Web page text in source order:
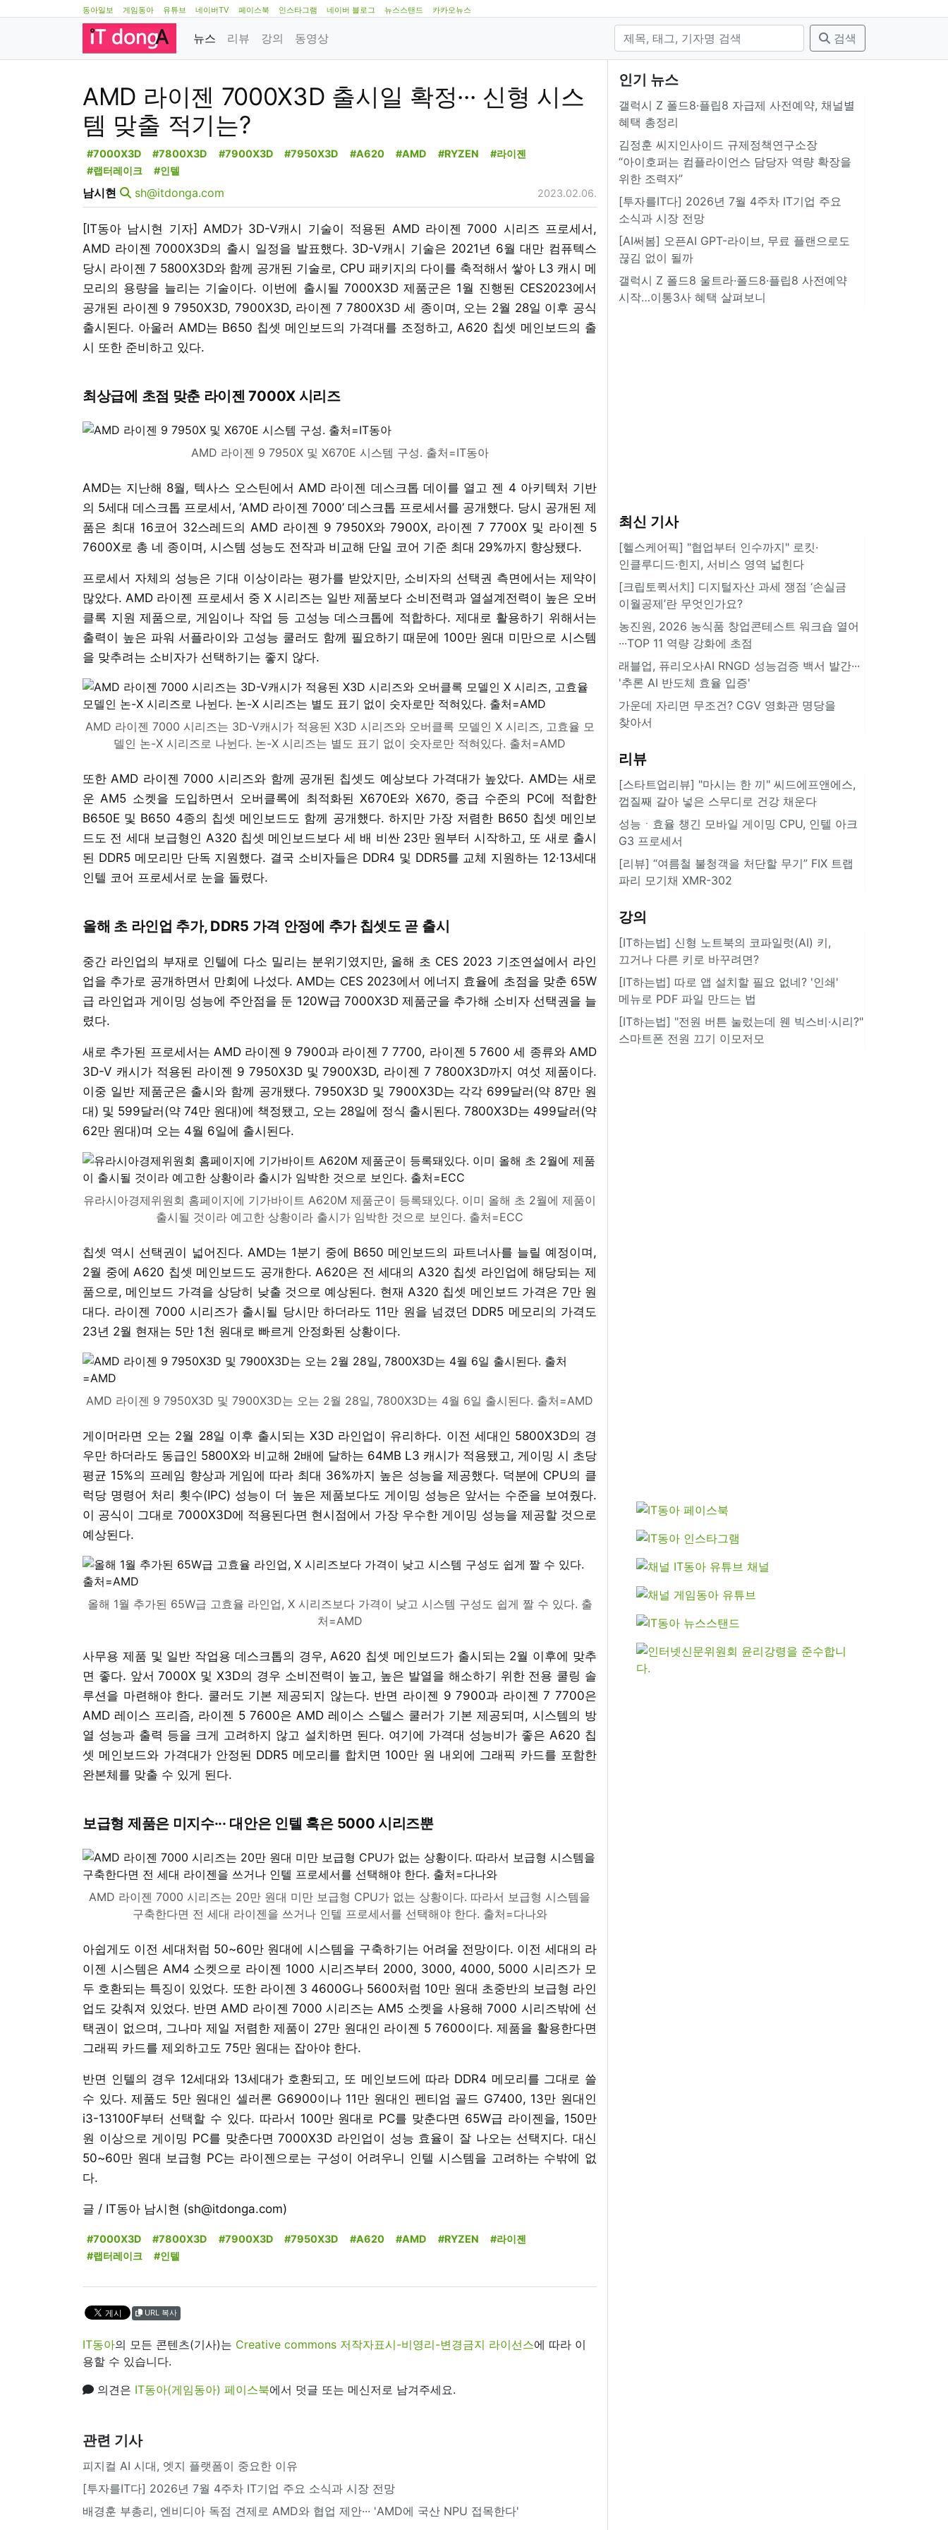
동아일보 게임동아 유튜브 네이버TV 페이스북 인스타그램 네이버 블로그 뉴스스탠드 카카오뉴스
뉴스 리뷰 강의 동영상 검색
AMD 라이젠 7000X3D 출시일 확정··· 신형 시스
템 맞출 적기는?
#7000X3D #7800X3D #7900X3D #7950X3D #A620 #AMD #RYZEN
#라이젠
#랩터레이크
#인텔
남시현 sh@itdonga.com 2023.02.06.
[IT동아 남시현 기자] AMD가 3D-V캐시 기술이 적용된 AMD 라이젠 7000 시리즈 프로세서,
AMD 라이젠 7000X3D의 출시 일정을 발표했다. 3D-V캐시 기술은 2021년 6월 대만 컴퓨텍스
당시 라이젠 7 5800X3D와 함께 공개된 기술로, CPU 패키지의 다이를 축적해서 쌓아 L3 캐시 메
모리의 용량을 늘리는 기술이다. 이번에 출시될 7000X3D 제품군은 1월 진행된 CES2023에서
공개된 라이젠 9 7950X3D, 7900X3D, 라이젠 7 7800X3D 세 종이며, 오는 2월 28일 이후 공식
출시된다. 아울러 AMD는 B650 칩셋 메인보드의 가격대를 조정하고, A620 칩셋 메인보드의 출
시 또한 준비하고 있다.
최상급에 초점 맞춘 라이젠 7000X 시리즈
AMD 라이젠 9 7950X 및 X670E 시스템 구성. 출처=IT동아
AMD는 지난해 8월, 텍사스 오스틴에서 AMD 라이젠 데스크톱 데이를 열고 젠 4 아키텍처 기반
의 5세대 데스크톱 프로세서, ‘AMD 라이젠 7000’ 데스크톱 프로세서를 공개했다. 당시 공개된 제
품은 최대 16코어 32스레드의 AMD 라이젠 9 7950X와 7900X, 라이젠 7 7700X 및 라이젠 5
7600X로 총 네 종이며, 시스템 성능도 전작과 비교해 단일 코어 기준 최대 29%까지 향상됐다.
프로세서 자체의 성능은 기대 이상이라는 평가를 받았지만, 소비자의 선택권 측면에서는 제약이
많았다. AMD 라이젠 프로세서 중 X 시리즈는 일반 제품보다 소비전력과 열설계전력이 높은 오버
클록 지원 제품으로, 게임이나 작업 등 고성능 데스크톱에 적합하다. 제대로 활용하기 위해서는
출력이 높은 파워 서플라이와 고성능 쿨러도 함께 필요하기 때문에 100만 원대 미만으로 시스템
을 맞추려는 소비자가 선택하기는 좋지 않다.
AMD 라이젠 7000 시리즈는 3D-V캐시가 적용된 X3D 시리즈와 오버클록 모델인 X 시리즈, 고효율 모
델인 논-X 시리즈로 나뉜다. 논-X 시리즈는 별도 표기 없이 숫자로만 적혀있다. 출처=AMD
또한 AMD 라이젠 7000 시리즈와 함께 공개된 칩셋도 예상보다 가격대가 높았다. AMD는 새로
운 AM5 소켓을 도입하면서 오버클록에 최적화된 X670E와 X670, 중급 수준의 PC에 적합한
B650E 및 B650 4종의 칩셋 메인보드도 함께 공개했다. 하지만 가장 저렴한 B650 칩셋 메인보
드도 전 세대 보급형인 A320 칩셋 메인보드보다 세 배 비싼 23만 원부터 시작하고, 또 새로 출시
된 DDR5 메모리만 단독 지원했다. 결국 소비자들은 DDR4 및 DDR5를 교체 지원하는 12·13세대
인텔 코어 프로세서로 눈을 돌렸다.
올해 초 라인업 추가, DDR5 가격 안정에 추가 칩셋도 곧 출시
중간 라인업의 부재로 인텔에 다소 밀리는 분위기였지만, 올해 초 CES 2023 기조연설에서 라인
업을 추가로 공개하면서 만회에 나섰다. AMD는 CES 2023에서 에너지 효율에 초점을 맞춘 65W
급 라인업과 게이밍 성능에 주안점을 둔 120W급 7000X3D 제품군을 추가해 소비자 선택권을 늘
렸다.
새로 추가된 프로세서는 AMD 라이젠 9 7900과 라이젠 7 7700, 라이젠 5 7600 세 종류와 AMD
3D-V 캐시가 적용된 라이젠 9 7950X3D 및 7900X3D, 라이젠 7 7800X3D까지 여섯 제품이다.
이중 일반 제품군은 출시와 함께 공개됐다. 7950X3D 및 7900X3D는 각각 699달러(약 87만 원
대) 및 599달러(약 74만 원대)에 책정됐고, 오는 28일에 정식 출시된다. 7800X3D는 499달러(약
62만 원대)며 오는 4월 6일에 출시된다.
유라시아경제위원회 홈페이지에 기가바이트 A620M 제품군이 등록돼있다. 이미 올해 초 2월에 제품이
출시될 것이라 예고한 상황이라 출시가 임박한 것으로 보인다. 출처=ECC
칩셋 역시 선택권이 넓어진다. AMD는 1분기 중에 B650 메인보드의 파트너사를 늘릴 예정이며,
2월 중에 A620 칩셋 메인보드도 공개한다. A620은 전 세대의 A320 칩셋 라인업에 해당되는 제
품으로, 메인보드 가격을 상당히 낮출 것으로 예상된다. 현재 A320 칩셋 메인보드 가격은 7만 원
대다. 라이젠 7000 시리즈가 출시될 당시만 하더라도 11만 원을 넘겼던 DDR5 메모리의 가격도
23년 2월 현재는 5만 1천 원대로 빠르게 안정화된 상황이다.
AMD 라이젠 9 7950X3D 및 7900X3D는 오는 2월 28일, 7800X3D는 4월 6일 출시된다. 출처=AMD
게이머라면 오는 2월 28일 이후 출시되는 X3D 라인업이 유리하다. 이전 세대인 5800X3D의 경
우만 하더라도 동급인 5800X와 비교해 2배에 달하는 64MB L3 캐시가 적용됐고, 게이밍 시 초당
평균 15%의 프레임 향상과 게임에 따라 최대 36%까지 높은 성능을 제공했다. 덕분에 CPU의 클
럭당 명령어 처리 횟수(IPC) 성능이 더 높은 제품보다도 게이밍 성능은 앞서는 수준을 보여줬다.
이 공식이 그대로 7000X3D에 적용된다면 현시점에서 가장 우수한 게이밍 성능을 제공할 것으로
예상된다.
올해 1월 추가된 65W급 고효율 라인업, X 시리즈보다 가격이 낮고 시스템 구성도 쉽게 짤 수 있다. 출
처=AMD
사무용 제품 및 일반 작업용 데스크톱의 경우, A620 칩셋 메인보드가 출시되는 2월 이후에 맞추
면 좋다. 앞서 7000X 및 X3D의 경우 소비전력이 높고, 높은 발열을 해소하기 위한 전용 쿨링 솔
루션을 마련해야 한다. 쿨러도 기본 제공되지 않는다. 반면 라이젠 9 7900과 라이젠 7 7700은
AMD 레이스 프리즘, 라이젠 5 7600은 AMD 레이스 스텔스 쿨러가 기본 제공되며, 시스템의 방
열 성능과 출력 등을 크게 고려하지 않고 설치하면 된다. 여기에 가격대 성능비가 좋은 A620 칩
셋 메인보드와 가격대가 안정된 DDR5 메모리를 합치면 100만 원 내외에 그래픽 카드를 포함한
완본체를 맞출 수 있게 된다.
보급형 제품은 미지수··· 대안은 인텔 혹은 5000 시리즈뿐
AMD 라이젠 7000 시리즈는 20만 원대 미만 보급형 CPU가 없는 상황이다. 따라서 보급형 시스템을
구축한다면 전 세대 라이젠을 쓰거나 인텔 프로세서를 선택해야 한다. 출처=다나와
아쉽게도 이전 세대처럼 50~60만 원대에 시스템을 구축하기는 어려울 전망이다. 이전 세대의 라
이젠 시스템은 AM4 소켓으로 라이젠 1000 시리즈부터 2000, 3000, 4000, 5000 시리즈가 모
두 호환되는 특징이 있었다. 또한 라이젠 3 4600G나 5600처럼 10만 원대 초중반의 보급형 라인
업도 갖춰져 있었다. 반면 AMD 라이젠 7000 시리즈는 AM5 소켓을 사용해 7000 시리즈밖에 선
택권이 없으며, 그나마 제일 저렴한 제품이 27만 원대인 라이젠 5 7600이다. 제품을 활용한다면
그래픽 카드를 제외하고도 75만 원대는 잡아야 한다.
반면 인텔의 경우 12세대와 13세대가 호환되고, 또 메인보드에 따라 DDR4 메모리를 그대로 쓸
수 있다. 제품도 5만 원대인 셀러론 G6900이나 11만 원대인 펜티엄 골드 G7400, 13만 원대인
i3-13100F부터 선택할 수 있다. 따라서 100만 원대로 PC를 맞춘다면 65W급 라이젠을, 150만
원 이상으로 게이밍 PC를 맞춘다면 7000X3D 라인업이 성능 효율이 잘 나오는 선택지다. 대신
50~60만 원대 보급형 PC는 라이젠으로는 구성이 어려우니 인텔 시스템을 고려하는 수밖에 없
다.
글 / IT동아 남시현 (sh@itdonga.com)
#7000X3D #7800X3D #7900X3D #7950X3D #A620 #AMD #RYZEN
#라이젠
#랩터레이크
#인텔
URL 복사
IT동아의 모든 콘텐츠(기사)는 Creative commons 저작자표시-비영리-변경금지 라이선스에 따라 이
용할 수 있습니다.
의견은 IT동아(게임동아) 페이스북에서 덧글 또는 메신저로 남겨주세요.
관련 기사
피지컬 AI 시대, 엣지 플랫폼이 중요한 이유
[투자를IT다] 2026년 7월 4주차 IT기업 주요 소식과 시장 전망
배경훈 부총리, 엔비디아 독점 견제로 AMD와 협업 제안··· 'AMD에 국산 NPU 접목한다'
인기 뉴스
갤럭시 Z 폴드8·플립8 자급제 사전예약, 채널별
혜택 총정리
김정훈 씨지인사이드 규제정책연구소장
“아이호퍼는 컴플라이언스 담당자 역량 확장을
위한 조력자”
[투자를IT다] 2026년 7월 4주차 IT기업 주요
소식과 시장 전망
[AI써봄] 오픈AI GPT-라이브, 무료 플랜으로도
끊김 없이 될까
갤럭시 Z 폴드8 울트라·폴드8·플립8 사전예약
시작…이통3사 혜택 살펴보니
최신 기사
[헬스케어픽] "협업부터 인수까지" 로킷·
인클루디드·힌지, 서비스 영역 넓힌다
[크립토퀵서치] 디지털자산 과세 쟁점 ‘손실금
이월공제’란 무엇인가요?
농진원, 2026 농식품 창업콘테스트 워크숍 열어
···TOP 11 역량 강화에 초점
래블업, 퓨리오사AI RNGD 성능검증 백서 발간···
'추론 AI 반도체 효율 입증'
가운데 자리면 무조건? CGV 영화관 명당을
찾아서
리뷰
[스타트업리뷰] "마시는 한 끼" 씨드에프앤에스,
껍질째 갈아 넣은 스무디로 건강 채운다
성능ㆍ효율 챙긴 모바일 게이밍 CPU, 인텔 아크
G3 프로세서
[리뷰] “여름철 불청객을 처단할 무기” FIX 트랩
파리 모기채 XMR-302
강의
[IT하는법] 신형 노트북의 코파일럿(AI) 키,
끄거나 다른 키로 바꾸려면?
[IT하는법] 따로 앱 설치할 필요 없네? '인쇄'
메뉴로 PDF 파일 만드는 법
[IT하는법] "전원 버튼 눌렀는데 웬 빅스비·시리?"
스마트폰 전원 끄기 이모저모